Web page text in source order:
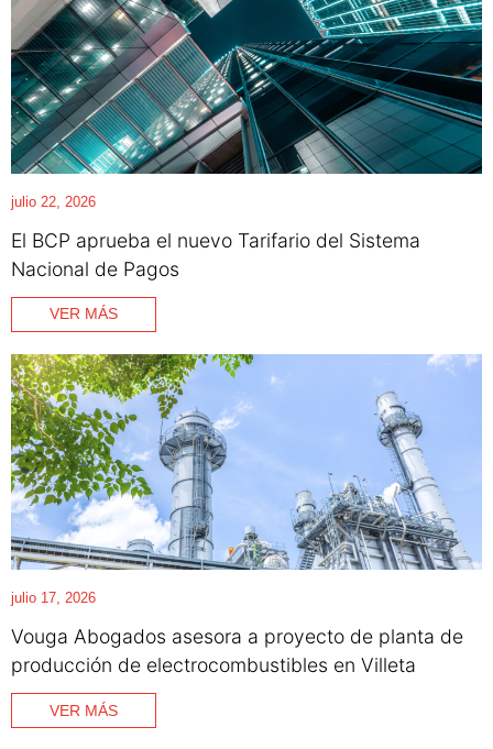
julio 22, 2026
El BCP aprueba el nuevo Tarifario del Sistema
Nacional de Pagos
VER MÁS
julio 17, 2026
Vouga Abogados asesora a proyecto de planta de
producción de electrocombustibles en Villeta
VER MÁS